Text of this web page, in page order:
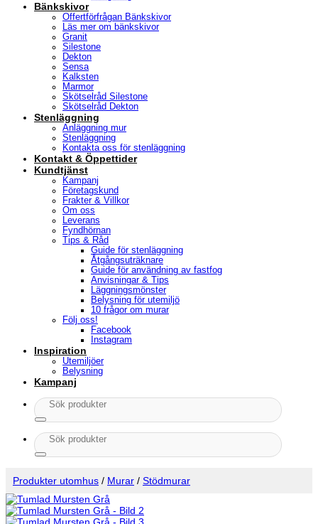
Bänkskivor
Offertförfrågan Bänkskivor
Läs mer om bänkskivor
Granit
Silestone
Dekton
Sensa
Kalksten
Marmor
Skötselråd Silestone
Skötselråd Dekton
Stenläggning
Anläggning mur
Stenläggning
Kontakta oss för stenläggning
Kontakt & Öppettider
Kundtjänst
Kampanj
Företagskund
Frakter & Villkor
Om oss
Leverans
Fyndhörnan
Tips & Råd
Guide för stenläggning
Åtgångsuträknare
Guide för användning av fastfog
Anvisningar & Tips
Läggningsmönster
Belysning för utemiljö
10 frågor om murar
Följ oss!
Facebook
Instagram
Inspiration
Utemiljöer
Belysning
Kampanj
Sök
efter:
Sök
efter:
Produkter utomhus / Murar / Stödmurar